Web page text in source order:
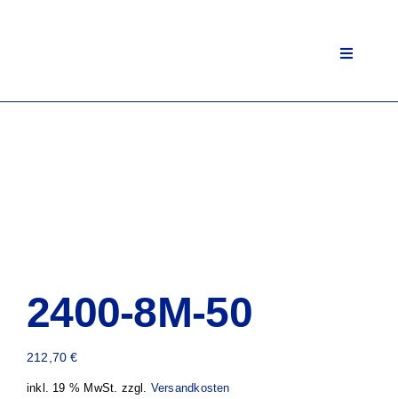
Toggle
2400-8M-50
212,70€
inkl. 19 % MwSt. zzgl. Versandkosten